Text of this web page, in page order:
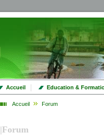
Accueil | Education &
Accueil Forum
|Forum